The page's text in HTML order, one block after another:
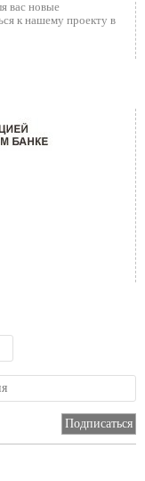
вас новые
к нашему проекту в